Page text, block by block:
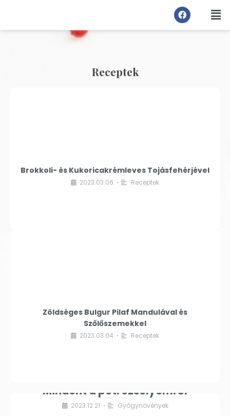
Receptek
Brokkoli- és Kukoricakrémleves Tojásfehérjével
2023.03.06. • Receptek
Zöldséges Bulgur Pilaf Mandulával és
Szőlőszemekkel
2023.03.04. • Receptek
Mindent a petrezselyemről
2023.12.21. • Gyógynövények